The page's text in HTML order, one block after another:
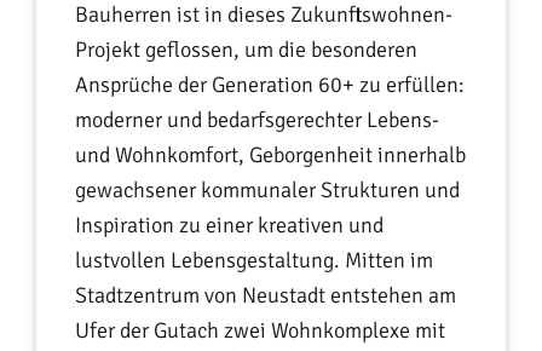
Bauherren ist in dieses Zukunftswohnen-
Projekt geflossen, um die besonderen
Ansprüche der Generation 60+ zu erfüllen:
moderner und bedarfsgerechter Lebens-
und Wohnkomfort, Geborgenheit innerhalb
gewachsener kommunaler Strukturen und
Inspiration zu einer kreativen und
lustvollen Lebensgestaltung. Mitten im
Stadtzentrum von Neustadt entstehen am
Ufer der Gutach zwei Wohnkomplexe mit